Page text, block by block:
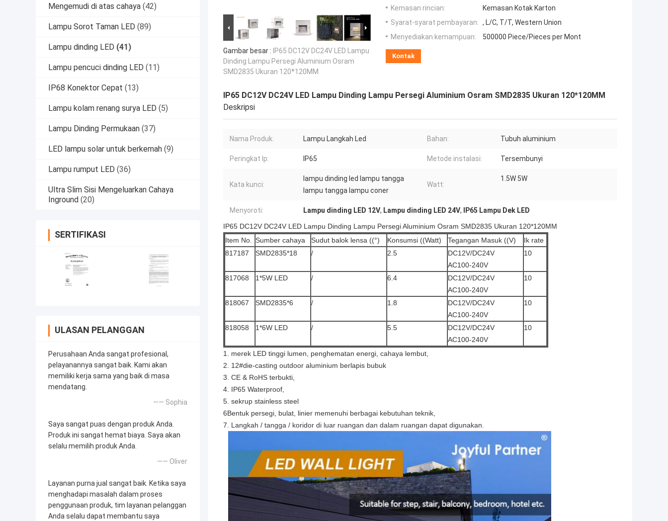
Mengemudi di atas cahaya (42)
Lampu Sorot Taman LED (89)
Lampu dinding LED (41)
Lampu pencuci dinding LED (11)
IP68 Konektor Cepat (13)
Lampu kolam renang surya LED (5)
Lampu Dinding Permukaan (37)
LED lampu solar untuk berkemah (9)
Lampu rumput LED (36)
Ultra Slim Sisi Mengeluarkan Cahaya
Inground (20)
SERTIFIKASI
ULASAN PELANGGAN
Perusahaan Anda sangat profesional,
pelayanannya sangat baik. Kami akan
memiliki kerja sama yang baik di masa
mendatang.
—— Sophia
Saya sangat puas dengan produk Anda.
Produk ini sangat hemat biaya. Saya akan
selalu memilih produk Anda.
—— Oliver
Layanan purna jual sangat baik. Ketika saya
menghadapi masalah dalam proses
penggunaan produk, tim layanan pelanggan
Anda selalu dapat membantu saya
Gambar besar : IP65 DC12V DC24V LED Lampu
Dinding Lampu Persegi Aluminium Osram
SMD2835 Ukuran 120*120MM
Kemasan rincian:
Kemasan Kotak Karton
Syarat-syarat pembayaran: , L/C, T/T, Western Union
Menyediakan kemampuan:
500000 Piece/Pieces per Mont
Kontak
IP65 DC12V DC24V LED Lampu Dinding Lampu Persegi Aluminium Osram SMD2835 Ukuran 120*120MM
Deskripsi
Nama Produk: Lampu Langkah Led Bahan: Tubuh aluminium
Peringkat Ip: IP65 Metode instalasi: Tersembunyi
Kata kunci:
lampu dinding led lampu tangga
lampu tangga lampu coner
Watt:
1.5W 5W
Menyoroti: Lampu dinding LED 12V, Lampu dinding LED 24V,
IP65 Lampu Dek LED
IP65 DC12V DC24V LED Lampu Dinding Lampu Persegi Aluminium Osram SMD2835 Ukuran 120*120MM
Item No. Sumber cahaya Sudut balok lensa ((°) Konsumsi ((Watt) Tegangan Masuk ((V)
Ik rate
817187
SMD2835*18 / 2.5
DC12V/DC24V
AC100-240V
10
817068 1*5W LED / 6.4
DC12V/DC24V
AC100-240V
10
818067 SMD2835*6 / 1.8
DC12V/DC24V
AC100-240V
10
818058 1*6W LED / 5.5
DC12V/DC24V
AC100-240V
10
1. merek LED tinggi lumen, penghematan energi, cahaya lembut,
2. 12#die-casting outdoor aluminium berlapis bubuk
3. CE & RoHS terbukti,
4. IP65 Waterproof,
5. sekrup stainless steel
6Bentuk persegi, bulat, linier memenuhi berbagai kebutuhan teknik,
7. Langkah / tangga / koridor di luar ruangan dan dalam ruangan dapat digunakan.